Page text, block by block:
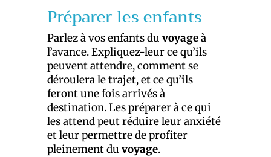
Préparer les enfants
Parlez à vos enfants duvoyageà
l’avance. Expliquez-leur ce qu’ils
peuvent attendre, comment se
déroulera le trajet, et ce qu’ils
feront une fois arrivés à
destination. Les préparer à ce qui
les attend peut réduire leur anxiété
et leur permettre de profiter
pleinement duvoyage.